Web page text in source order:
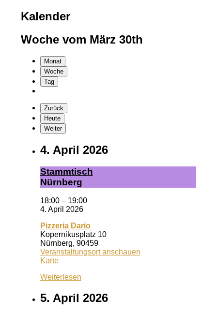
Kalender
Woche vom März 30th
Monat
Woche
Tag
Zurück
Heute
Weiter
4. April 2026
Stamm­tisch
Nürn­berg
18:00 – 19:00
4. April 2026
Pizzeria Dario
Kopernikusplatz 10
Nürnberg, 90459
Veranstaltungsort anschauen
KartePizzeria
Weiterlesen
5. April 2026